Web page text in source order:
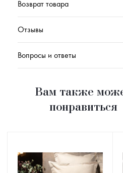
Возврат товара
Отзывы
Вопросы и ответы
Вам также
понравиться